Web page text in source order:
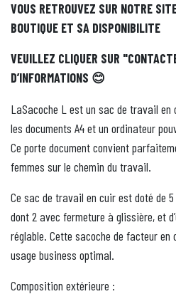
VOUS RETROUVEZ SUR NOTRE
BOUTIQUE ET SA DISPONIBILITE
VEUILLEZ CLIQUER SUR
D’INFORMATIONS 😊
LaSacoche L est un sac de travail
les documents A4 et un ordinateur
Ce porte document convient
femmes sur le chemin du travail.
Ce sac de travail en cuir est doté de
dont 2 avec fermeture à glissière, et
réglable. Cette sacoche de facteur
usage business optimal.
Composition extérieure :